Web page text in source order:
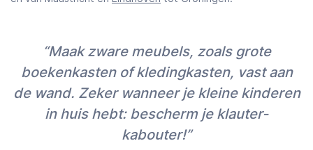
“Maak zware meubels, zoals grote
boekenkasten of kledingkasten, vast aan
de wand. Zeker wanneer je kleine kinderen
in huis hebt: bescherm je klauter-
kabouter!”